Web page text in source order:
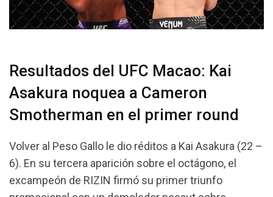
Resultados del UFC Macao: Kai
Asakura noquea a Cameron
Smotherman en el primer round
Volver al Peso Gallo le dio réditos a Kai Asakura (22 –
6). En su tercera aparición sobre el octágono, el
excampeón de RIZIN firmó su primer triunfo